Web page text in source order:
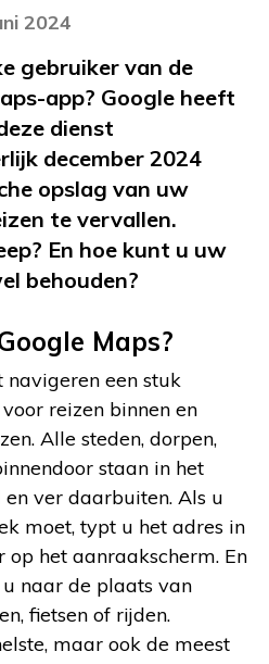
2024
gebruiker van de
app? Google heeft
dienst
december 2024
opslag van uw
te vervallen.
En hoe kunt u uw
behouden?
Maps?
navigeren een stuk
reizen binnen en
Alle steden, dorpen,
staan in het
ver daarbuiten. Als u
moet, typt u het adres in
het aanraakscherm. En
naar de plaats van
fietsen of rijden.
maar ook de meest